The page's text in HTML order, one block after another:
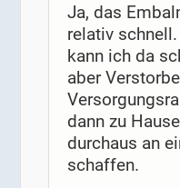
Ja, das
relativ
kann ich da
aber
dann zu
durchaus an
schaffen.